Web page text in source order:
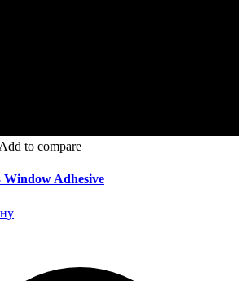
Add to compare
Window Adhesive